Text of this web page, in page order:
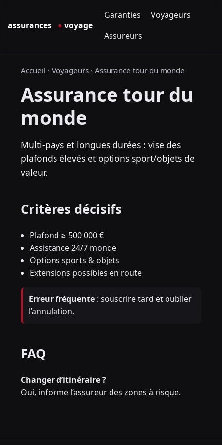
Garanties
Voyageurs
Assureurs
Accueil · Voyageurs· Assurance tour du monde
Assurance tour du
monde
Multi-pays et longues durées : vise des
plafonds élevés et options sport/objets de
valeur.
Critères décisifs
Plafond ≥ 500 000 €
Assistance 24/7 monde
Options sports & objets
Extensions possibles en route
Erreur fréquente: souscrire tard et oublier
l’annulation.
FAQ
Changer d’itinéraire ?
Oui, informe l’assureur des zones à risque.